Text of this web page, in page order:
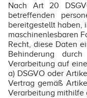
Nach Art 20
betreffenden
bereitgestellt haben,
maschinenlesbaren
Recht, diese Daten
Behinderung
Verarbeitung auf
a) DSGVO oder
Vertrag gemäß
Verarbeitung mithilfe